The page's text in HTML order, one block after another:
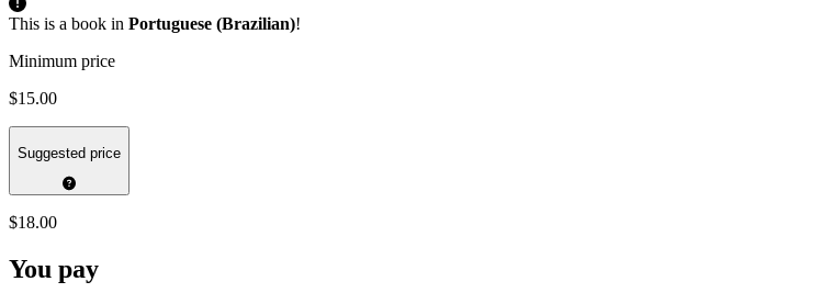
This is a book in Portuguese (Brazilian)!
Minimum price
$15.00
Suggested price
$18.00
You pay